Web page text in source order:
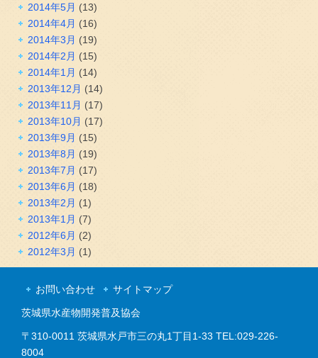
2014年5月 (13)
2014年4月 (16)
2014年3月 (19)
2014年2月 (15)
2014年1月 (14)
2013年12月 (14)
2013年11月 (17)
2013年10月 (17)
2013年9月 (15)
2013年8月 (19)
2013年7月 (17)
2013年6月 (18)
2013年2月 (1)
2013年1月 (7)
2012年6月 (2)
2012年3月 (1)
お問い合わせ サイトマップ
茨城県水産物開発普及協会
〒310-0011 茨城県水戸市三の丸1丁目1-33 TEL:029-226-
8004